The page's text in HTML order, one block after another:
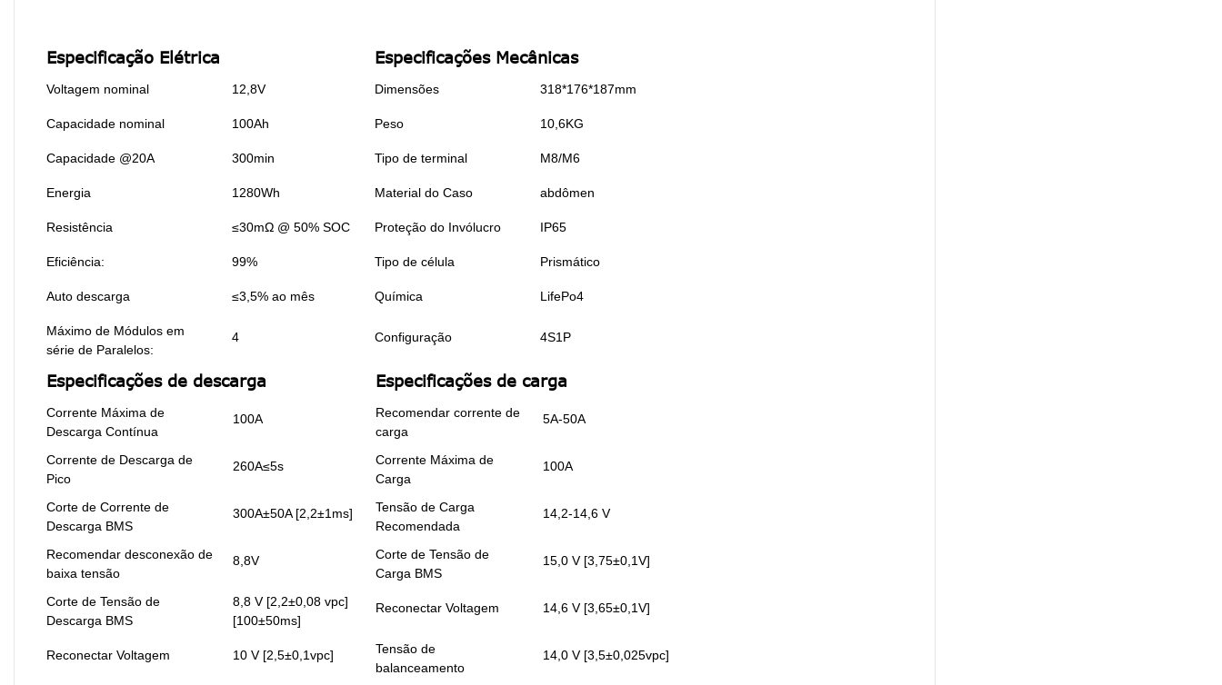
Especificação Elétrica Especificações Mecânicas
Voltagem nominal 12,8V Dimensões 318*176*187mm
Capacidade nominal 100Ah Peso 10,6KG
Capacidade @20A 300min Tipo de terminal M8/M6
Energia 1280Wh Material do Caso abdômen
Resistência ≤30mΩ @ 50% SOC Proteção do Invólucro IP65
Eficiência: 99% Tipo de célula Prismático
Auto descarga ≤3,5% ao mês Química LifePo4
Máximo de Módulos em
série de Paralelos:
4 Configuração 4S1P
Especificações de descarga Especificações de carga
Corrente Máxima de
Descarga Contínua
100A
Recomendar corrente de
carga
5A-50A
Corrente de Descarga de
Pico
260A≤5s
Corrente Máxima de
Carga
100A
Corte de Corrente de
Descarga BMS
300A±50A [2,2±1ms]
Tensão de Carga
Recomendada
14,2-14,6 V
Recomendar desconexão de
baixa tensão
8,8V
Corte de Tensão de
Carga BMS
15,0 V [3,75±0,1V]
Corte de Tensão de
Descarga BMS
8,8 V [2,2±0,08 vpc]
[100±50ms]
Reconectar Voltagem 14,6 V [3,65±0,1V]
Reconectar Voltagem 10 V [2,5±0,1vpc]
Tensão de
balanceamento
14,0 V [3,5±0,025vpc]